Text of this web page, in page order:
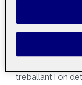
setmana de
passar per la
d’alumnat (ja
treballant i on